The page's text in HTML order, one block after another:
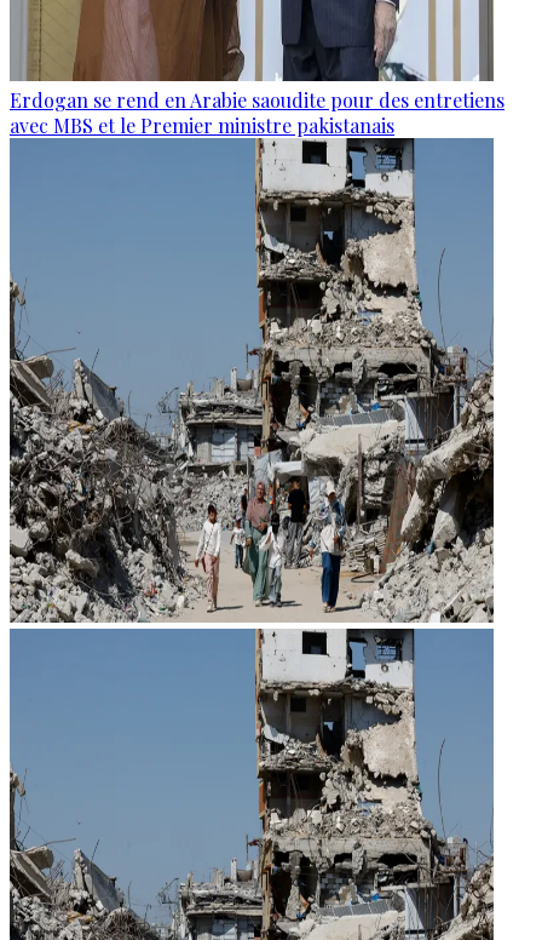
Erdogan se rend en Arabie saoudite pour des entretiens
avec MBS et le Premier ministre pakistanais